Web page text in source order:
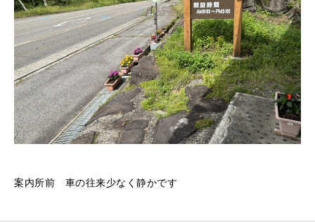
案内所前 車の往来少なく静かです